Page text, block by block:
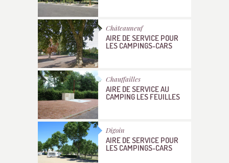
Châteauneuf
AIRE DE SERVICE POUR
LES CAMPINGS-CARS
Chauffailles
AIRE DE SERVICE AU
CAMPING LES FEUILLES
Digoin
AIRE DE SERVICE POUR
LES CAMPINGS-CARS